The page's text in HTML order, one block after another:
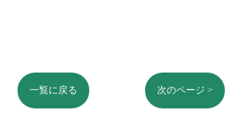
一覧に戻る 次のページ >